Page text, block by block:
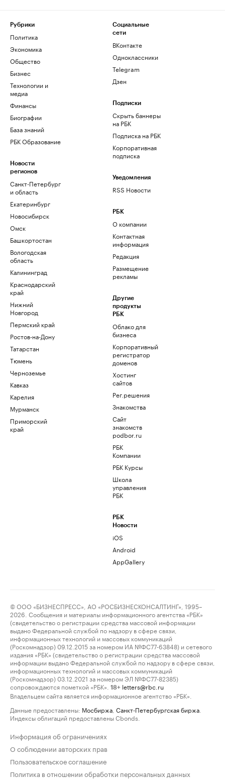
Рубрики
Политика
Экономика
Общество
Бизнес
Технологии и
медиа
Финансы
Биографии
База знаний
РБК Образование
Новости
регионов
Санкт-Петербург
и область
Екатеринбург
Новосибирск
Омск
Башкортостан
Вологодская
область
Калининград
Краснодарский
край
Нижний
Новгород
Пермский край
Ростов-на-Дону
Татарстан
Тюмень
Черноземье
Кавказ
Карелия
Мурманск
Приморский
край
Социальные
сети
ВКонтакте
Одноклассники
Telegram
Дзен
Подписки
Скрыть баннеры
на РБК
Подписка на РБК
Корпоративная
подписка
Уведомления
RSS Новости
РБК
О компании
Контактная
информация
Редакция
Размещение
рекламы
Другие
продукты
РБК
Облако для
бизнеса
Корпоративный
регистратор
доменов
Хостинг
сайтов
Рег.решения
Знакомства
Сайт
знакомств
podbor.ru
РБК
Компании
РБК Курсы
Школа
управления
РБК
РБК
Новости
iOS
Android
AppGallery
© ООО «БИЗНЕСПРЕСС», АО «РОСБИЗНЕСКОНСАЛТИНГ», 1995–
2026. Сообщения и материалы информационного агентства «РБК»
(свидетельство о регистрации средства массовой информации
выдано Федеральной службой по надзору в сфере связи,
информационных технологий и массовых коммуникаций
(Роскомнадзор) 09.12.2015 за номером ИА №ФС77-63848) и сетевого
издания «РБК» (свидетельство о регистрации средства массовой
информации выдано Федеральной службой по надзору в сфере связи,
информационных технологий и массовых коммуникаций
(Роскомнадзор) 03.12.2021 за номером ЭЛ №ФС77-82385)
сопровождаются пометкой «РБК».
18+ letters@rbc.ru
Владельцем сайта является информационное агентство «РБК».
Данные предоставлены: Мосбиржа Санкт-Петербургская биржа
Индексы облигаций предоставлены Cbonds.
Информация об ограничениях
О соблюдении авторских прав
Пользовательское соглашение
Политика в отношении обработки персональных данных